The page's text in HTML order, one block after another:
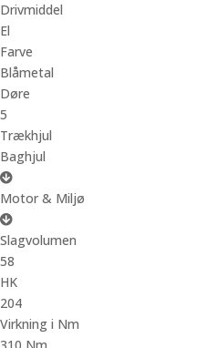
Drivmiddel
El
Farve
Blåmetal
Døre
5
Trækhjul
Baghjul
Motor & Miljø
Slagvolumen
58
HK
204
Virkning i Nm